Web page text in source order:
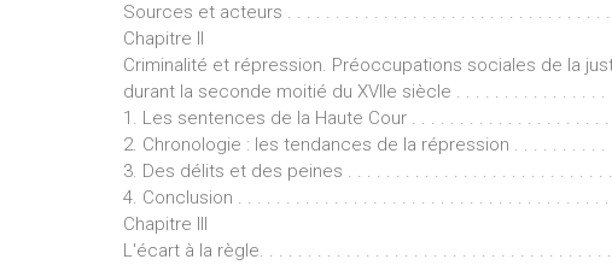
Sources et acteurs . . . . . . . . . . . . . . . . . . . . . . . . . . . . . . . . .
Chapitre II
Criminalité et répression. Préoccupations sociales de la
durant la seconde moitié du XVIIe siècle . . . . . . . . . . . . . . . .
1. Les sentences de la Haute Cour . . . . . . . . . . . . . . . . . . . .
2. Chronologie : les tendances de la répression . . . . . . . . . .
3. Des délits et des peines . . . . . . . . . . . . . . . . . . . . . . . . . . .
4. Conclusion . . . . . . . . . . . . . . . . . . . . . . . . . . . . . . . . . . . . . .
Chapitre III
L'écart à la règle. . . . . . . . . . . . . . . . . . . . . . . . . . . . . . . . . . . .